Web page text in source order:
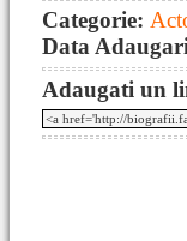
Categorie:
Data
Adaugati un